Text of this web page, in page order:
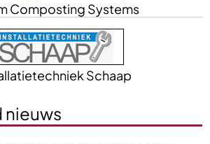
Composting Systems
Schaap